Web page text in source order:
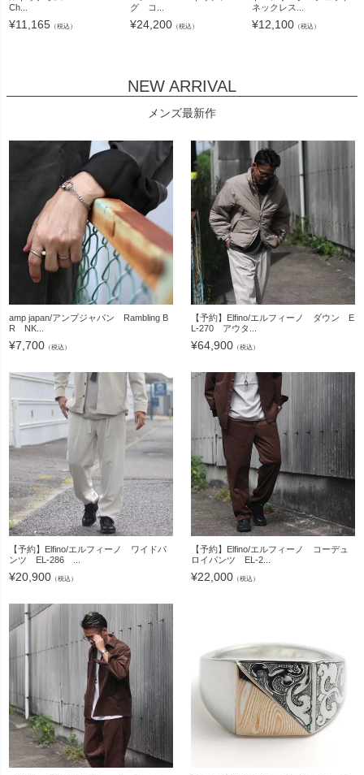
Ch...
¥11,165 （税込）
グ コ...
¥24,200 （税込）
ネックレス...
¥12,100（税込）
NEW ARRIVAL
メンズ最新作
amp japan/アンプジャパン Rambling B
R NK...
¥7,700 （税込）
【予約】Elfino/エルフィーノ ダウン E
L-270 アウタ...
¥64,900 （税込）
【予約】Elfino/エルフィーノ ワイドパ
ンツ EL-286 ...
¥20,900 （税込）
【予約】Elfino/エルフィーノ コーデュ
ロイパンツ EL-2...
¥22,000 （税込）